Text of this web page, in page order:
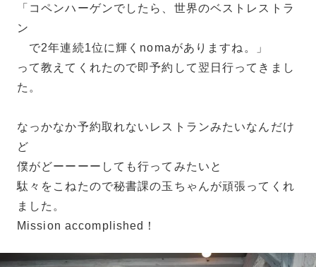
「コペンハーゲンでしたら、世界のベストレストラ
ン
で2年連続1位に輝くnomaがありますね。」
って教えてくれたので即予約して翌日行ってきまし
た。
なっかなか予約取れないレストランみたいなんだけ
ど
僕がどーーーーしても行ってみたいと
駄々をこねたので秘書課の玉ちゃんが頑張ってくれ
ました。
Mission accomplished！